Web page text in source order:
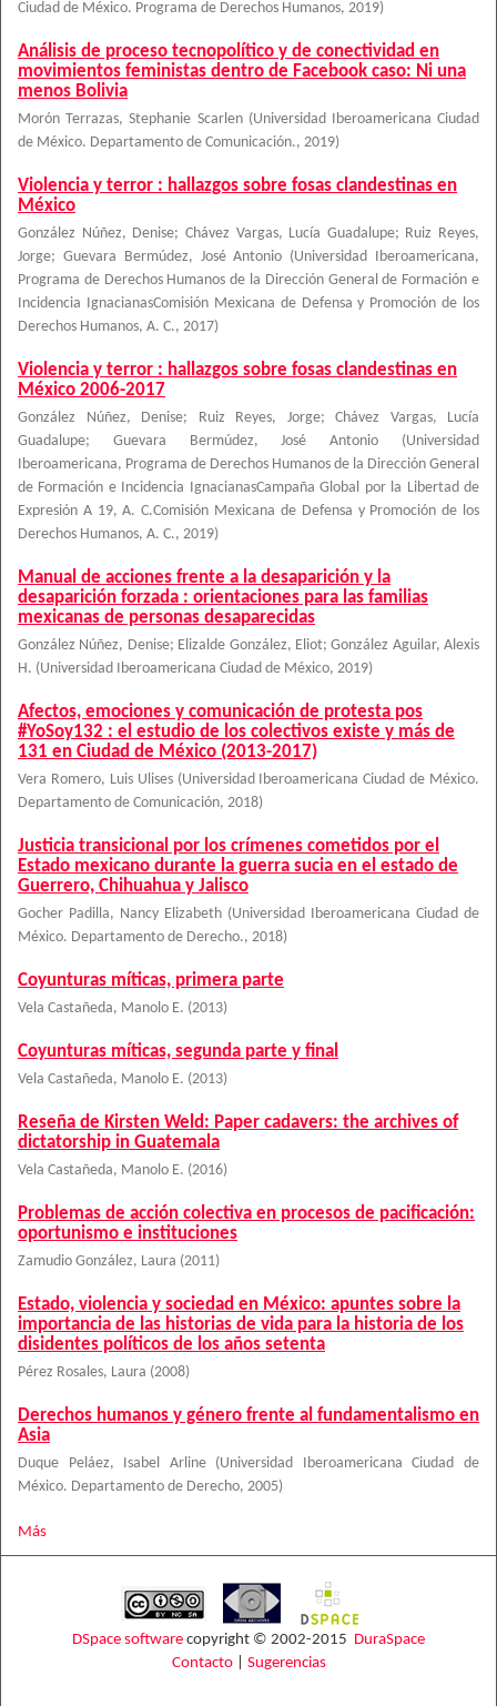
Ciudad de México. Programa de Derechos Humanos, 2019)
Análisis de proceso tecnopolítico y de conectividad en
movimientos feministas dentro de Facebook caso: Ni una
menos Bolivia
Morón Terrazas, Stephanie Scarlen (Universidad Iberoamericana Ciudad
de México. Departamento de Comunicación., 2019)
Violencia y terror : hallazgos sobre fosas clandestinas en
México
González Núñez, Denise; Chávez Vargas, Lucía Guadalupe;
Ruiz Reyes,
Jorge; Guevara Bermúdez, José Antonio (Universidad Iberoamericana,
Programa de Derechos Humanos de la Dirección General de Formación e
Incidencia IgnacianasComisión Mexicana de Defensa y Promoción de los
Derechos Humanos, A. C., 2017)
Violencia y terror : hallazgos sobre fosas clandestinas en
México 2006-2017
González Núñez, Denise; Ruiz Reyes, Jorge; Chávez Vargas, Lucía
Guadalupe; Guevara Bermúdez, José Antonio (Universidad
Iberoamericana, Programa de Derechos Humanos de la Dirección General
de Formación e Incidencia IgnacianasCampaña Global por la Libertad de
Expresión A 19, A. C.Comisión Mexicana de Defensa y Promoción de los
Derechos Humanos, A. C., 2019)
Manual de acciones frente a la desaparición y la
desaparición forzada : orientaciones para las familias
mexicanas de personas desaparecidas
González Núñez, Denise; Elizalde González, Eliot; González Aguilar, Alexis
H. (Universidad Iberoamericana Ciudad de México, 2019)
Afectos, emociones y comunicación de protesta pos
#YoSoy132 : el estudio de los colectivos existe y más de
131 en Ciudad de México (2013-2017)
Vera Romero, Luis Ulises (Universidad Iberoamericana Ciudad de México.
Departamento de Comunicación, 2018)
Justicia transicional por los crímenes cometidos por el
Estado mexicano durante la guerra sucia en el estado de
Guerrero, Chihuahua y Jalisco
Gocher Padilla, Nancy Elizabeth (Universidad Iberoamericana Ciudad de
México. Departamento de Derecho., 2018)
Coyunturas míticas, primera parte
Vela Castañeda, Manolo E. (2013)
Coyunturas míticas, segunda parte y final
Vela Castañeda, Manolo E. (2013)
Reseña de Kirsten Weld: Paper cadavers: the archives of
dictatorship in Guatemala
Vela Castañeda, Manolo E. (2016)
Problemas de acción colectiva en procesos de pacificación:
oportunismo e instituciones
Zamudio González, Laura (2011)
Estado, violencia y sociedad en México: apuntes sobre la
importancia de las historias de vida para la historia de los
disidentes políticos de los años setenta
Pérez Rosales, Laura (2008)
Derechos humanos y género frente al fundamentalismo en
Asia
Duque Peláez, Isabel Arline (Universidad Iberoamericana Ciudad de
México. Departamento de Derecho, 2005)
Más
DSpace software copyright © 2002-2015 DuraSpace
Contacto| Sugerencias